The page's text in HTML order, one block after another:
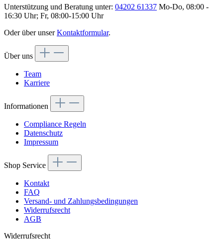
Unterstützung und Beratung unter: 04202 61337 Mo-Do, 08:00 -
16:30 Uhr; Fr, 08:00-15:00 Uhr
Oder über unserKontaktformular.
Über uns
Team
Karriere
Informationen
Compliance Regeln
Datenschutz
Impressum
Shop Service
Kontakt
FAQ
Versand- und Zahlungsbedingungen
Widerrufsrecht
AGB
Widerrufsrecht